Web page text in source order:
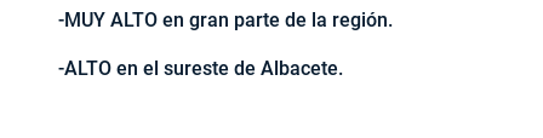
-MUY ALTO en gran parte de la región.
-ALTO en el sureste de Albacete.